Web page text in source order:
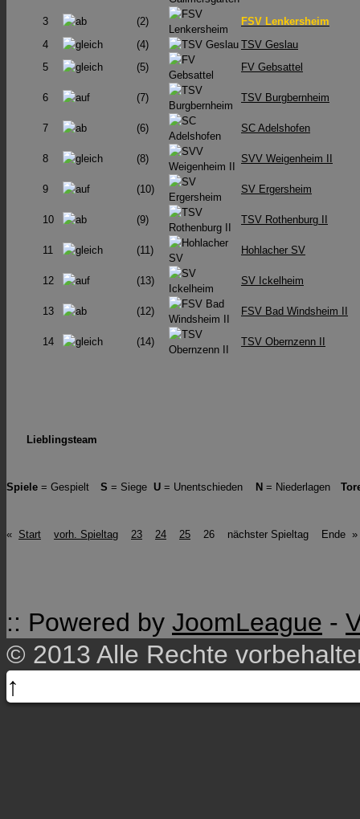
3 (2)
FSV Lenkersheim
4
(4)
TSV Geslau
5
(5) FV Gebsattel
6 (7) TSV Burgbernheim
7 (6) SC Adelshofen
8 (8) SVV Weigenheim II
9 (10) SV Ergersheim
10 (9) TSV Rothenburg II
11 (11) Hohlacher SV
12 (13) SV Ickelheim
13 (12) FSV Bad Windsheim II
14 (14) TSV Obernzenn II
Lieblingsteam
Spiele = Gespielt S = Siege U = Unentschieden N = Niederlagen
« Start vorh. Spieltag 23 24 25 26 nächster Spieltag Ende »
:: Powered by JoomLeague -
© 2013 Alle Rechte
↑